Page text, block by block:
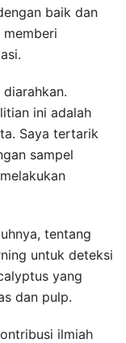
baik dan
memberi
ini adalah
Saya tertarik
sampel
tentang
untuk deteksi
yang
dan pulp.
ilmiah